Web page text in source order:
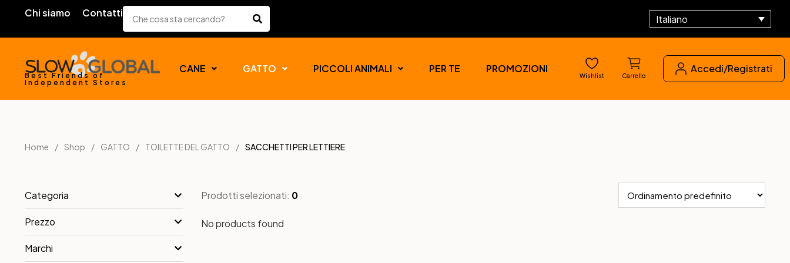
Chi siamo Contatti
Italiano
Best Friends of
Independent Stores
CANE GATTO PICCOLI ANIMALI PER TE PROMOZIONI
Wishlist Carrello
Accedi/Registrati
Home Shop GATTO TOILETTE DEL GATTO SACCHETTI PER LETTIERE
Categoria
Prezzo
Marchi
Prodotti selezionati: 0
No products found